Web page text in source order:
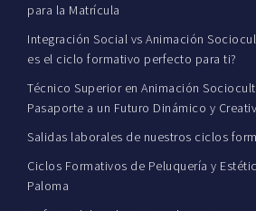
para la Matrícula
Integración Social vs Animación
es el ciclo formativo perfecto para ti?
Técnico Superior en Animación
Pasaporte a un Futuro Dinámico y
Salidas laborales de nuestros ciclos
Ciclos Formativos de Peluquería y
Paloma